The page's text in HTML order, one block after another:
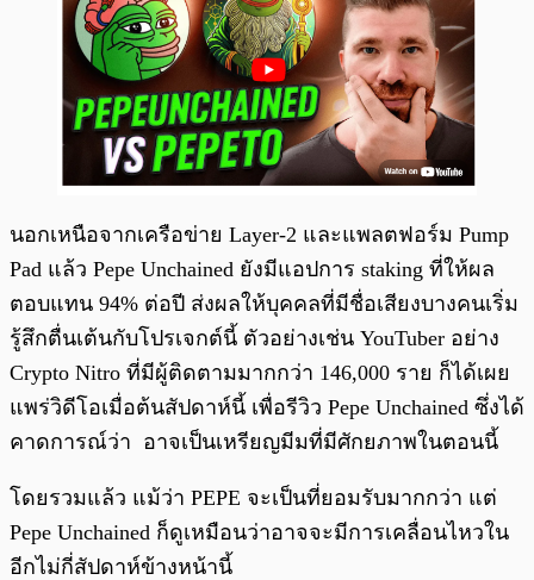
นอกเหนือจากเครือข่าย Layer-2 และแพลตฟอร์ม Pump
Pad แล้ว Pepe Unchained ยังมีแอปการ staking ที่ให้ผล
ตอบแทน 94% ต่อปี ส่งผลให้บุคคลที่มีชื่อเสียงบางคนเริ่ม
รู้สึกตื่นเต้นกับโปรเจกต์นี้ ตัวอย่างเช่น YouTuber อย่าง
Crypto Nitro ที่มีผู้ติดตามมากกว่า 146,000 ราย ก็ได้เผย
แพร่วิดีโอเมื่อต้นสัปดาห์นี้ เพื่อรีวิว Pepe Unchained ซึ่งได้
คาดการณ์ว่า อาจเป็นเหรียญมีมที่มีศักยภาพในตอนนี้
โดยรวมแล้ว แม้ว่า PEPE จะเป็นที่ยอมรับมากกว่า แต่
Pepe Unchained ก็ดูเหมือนว่าอาจจะมีการเคลื่อนไหวใน
อีกไม่กี่สัปดาห์ข้างหน้านี้